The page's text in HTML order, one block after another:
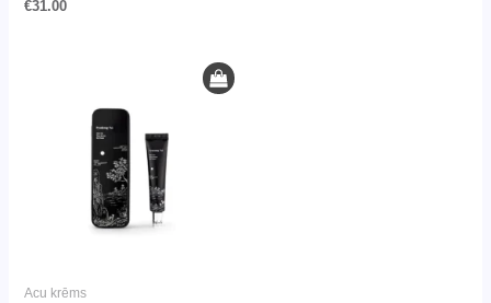
ar
€31.00
Acu krēms